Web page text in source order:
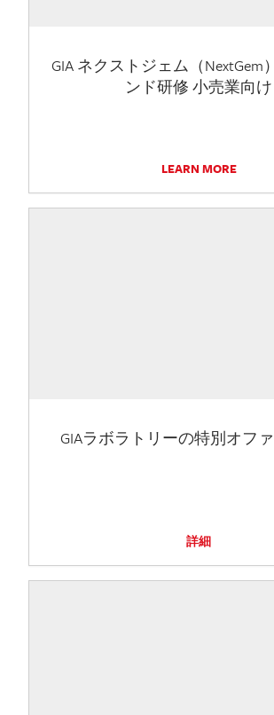
GIA ネクストジェム（NextGem
ンド研修 小売業向け
LEARN MORE
GIAラボラトリーの特別オフ
詳細